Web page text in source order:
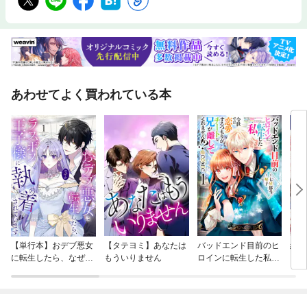
あわせてよく買われている本
【単行本】おデブ悪女
に転生したら、なぜか
【タテヨミ】あなたは
もういりません
バッドエンド目前のヒ
ロインに転生した私、
結